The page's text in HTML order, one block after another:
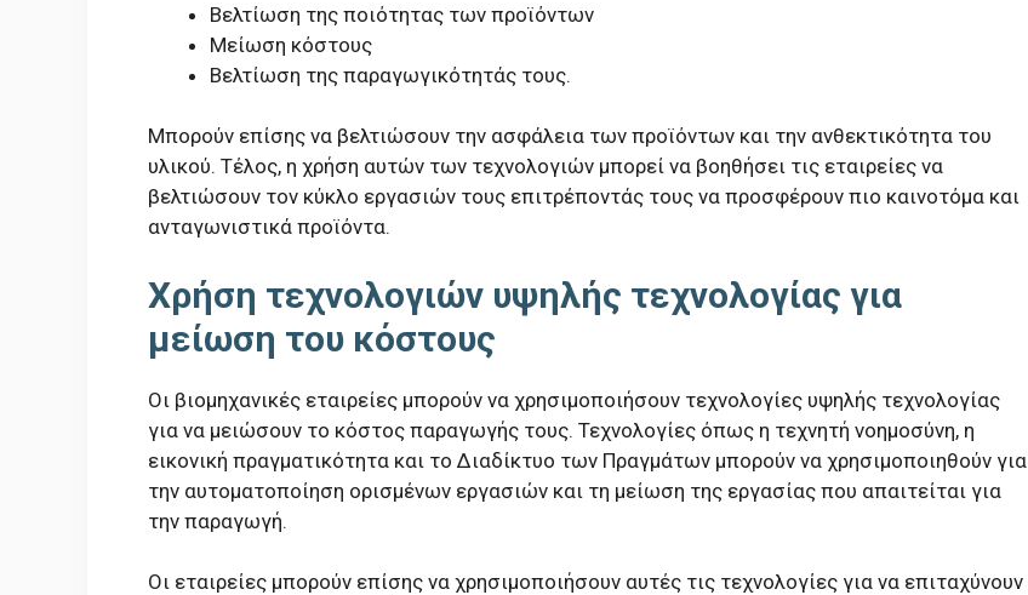
Βελτίωση της ποιότητας των προϊόντων
Μείωση κόστους
Βελτίωση της παραγωγικότητάς τους.
Μπορούν επίσης να βελτιώσουν την ασφάλεια των προϊόντων και την ανθεκτικότητα του
υλικού. Τέλος, η χρήση αυτών των τεχνολογιών μπορεί να βοηθήσει τις εταιρείες να
βελτιώσουν τον κύκλο εργασιών τους επιτρέποντάς τους να προσφέρουν πιο καινοτόμα και
ανταγωνιστικά προϊόντα.
Χρήση τεχνολογιών υψηλής τεχνολογίας για
μείωση του κόστους
Οι βιομηχανικές εταιρείες μπορούν να χρησιμοποιήσουν τεχνολογίες υψηλής τεχνολογίας
για να μειώσουν το κόστος παραγωγής τους. Τεχνολογίες όπως η τεχνητή νοημοσύνη, η
εικονική πραγματικότητα και το Διαδίκτυο των Πραγμάτων μπορούν να χρησιμοποιηθούν για
την αυτοματοποίηση ορισμένων εργασιών και τη μείωση της εργασίας που απαιτείται για
την παραγωγή.
Οι εταιρείες μπορούν επίσης να χρησιμοποιήσουν αυτές τις τεχνολογίες για να επιταχύνουν